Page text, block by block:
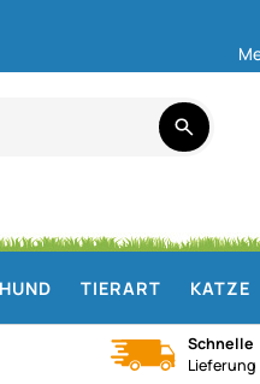
HUND TIERART KATZE
Schnelle
Lieferung